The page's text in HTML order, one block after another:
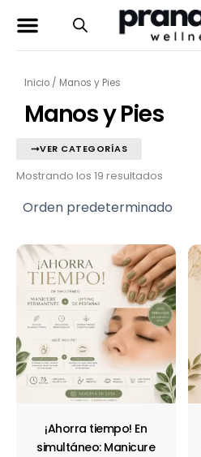
Inicio / Manos y Pies
Manos y Pies
VER CATEGORÍAS
Mostrando los 19 resultados
¡Ahorra tiempo! En
simultáneo: Manicure